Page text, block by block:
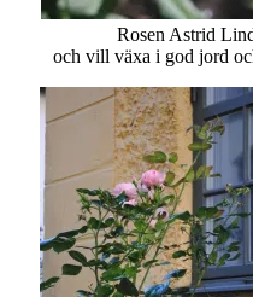
Rosen Astrid
och vill växa i god jord